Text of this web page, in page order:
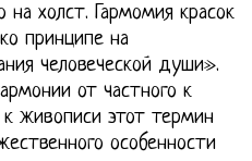
на холст. Гармомия красок
принципе на
человеческой души».
от частного к
живописи этот термин
особенности